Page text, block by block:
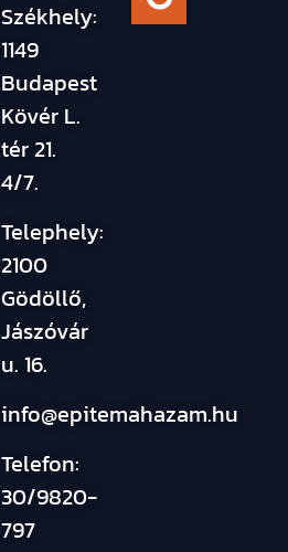
Székhely:
1149
Budapest
Kövér L.
tér 21.
4/7.
Telephely:
2100
Gödöllő,
Jászóvár
u. 16.
info@epitemahazam.hu
Telefon:
30/9820-
797